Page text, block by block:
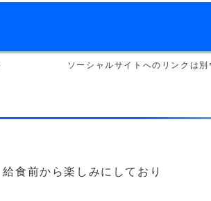
ソーシャルサイトへのリンクは
食前から楽しみにしており